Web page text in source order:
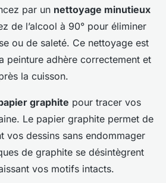
par un nettoyage minutieux
de l’alcool à 90° pour éliminer
ou de saleté. Ce nettoyage est
peinture adhère correctement et
la cuisson.
graphite pour tracer vos
Le papier graphite permet de
vos dessins sans endommager
de graphite se désintègrent
vos motifs intacts.